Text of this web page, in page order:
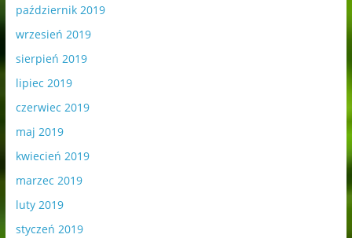
październik 2019
wrzesień 2019
sierpień 2019
lipiec 2019
czerwiec 2019
maj 2019
kwiecień 2019
marzec 2019
luty 2019
styczeń 2019